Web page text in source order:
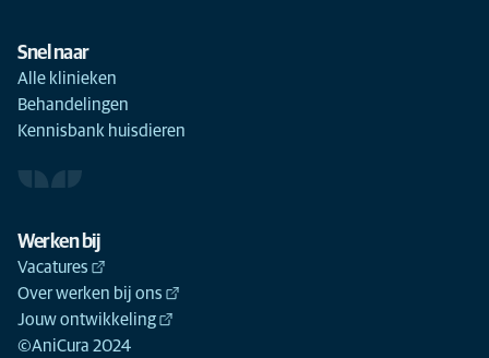
Snel naar
Alle klinieken
Behandelingen
Kennisbank huisdieren
Werken bij
Vacatures
Over werken bij ons
Jouw ontwikkeling
©AniCura 2024